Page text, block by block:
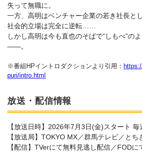
失って無職に。
一方、高明はベンチャー企業の若き社長と
社会的立場は完全に逆転……
しかし高明は今も直也のそばで“しもべ”の
――。
※番組HPイントロダクションより引用：
puri/intro.html
放送・配信情報
【放送日時】2026年7月3日(金)スタート 毎
【放送局】TOKYO MX／群馬テレビ／と
【配信】TVerにて無料見逃し配信／FOD